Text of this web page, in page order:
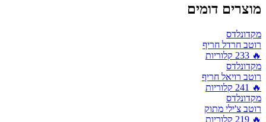
מוצרים דומים
מקדונלדס
רוטב חרדל חריף
🔥
233 קלוריות
מקדונלדס
רוטב רויאל חריף
🔥
241 קלוריות
מקדונלדס
רוטב צ'ילי מתוק
🔥
219 קלוריות